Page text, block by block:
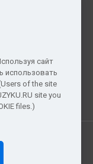
сайт
использовать
of the site
site you
files.)